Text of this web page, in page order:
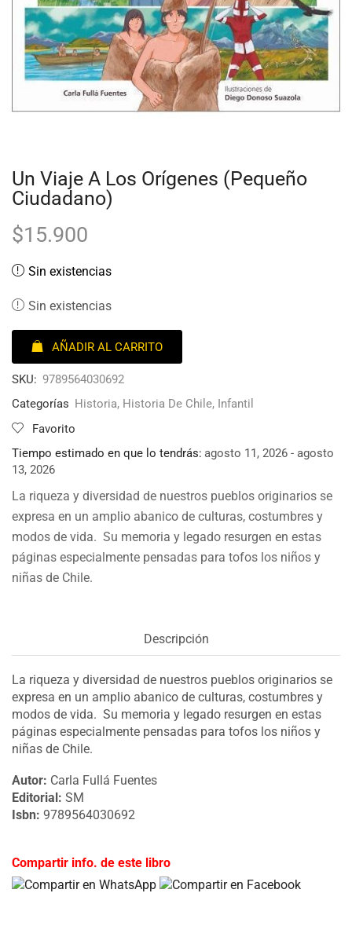
Un Viaje A Los Orígenes (Pequeño
Ciudadano)
$15.900
Sin existencias
Sin existencias
AÑADIR AL CARRITO
SKU: 9789564030692
Categorías Historia, Historia De Chile, Infantil
Favorito
Tiempo estimado en que lo tendrás: agosto 11, 2026 - agosto
13, 2026
La riqueza y diversidad de nuestros pueblos originarios se
expresa en un amplio abanico de culturas, costumbres y
modos de vida. Su memoria y legado resurgen en estas
páginas especialmente pensadas para tofos los niños y
niñas de Chile.
Descripción
La riqueza y diversidad de nuestros pueblos originarios se
expresa en un amplio abanico de culturas, costumbres y
modos de vida. Su memoria y legado resurgen en estas
páginas especialmente pensadas para tofos los niños y
niñas de Chile.
Autor: Carla Fullá Fuentes
Editorial: SM
Isbn: 9789564030692
Compartir info. de este libro